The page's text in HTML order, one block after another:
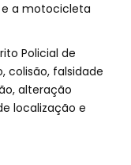
e a motocicleta
Policial de
colisão, falsidade
alteração
localização e